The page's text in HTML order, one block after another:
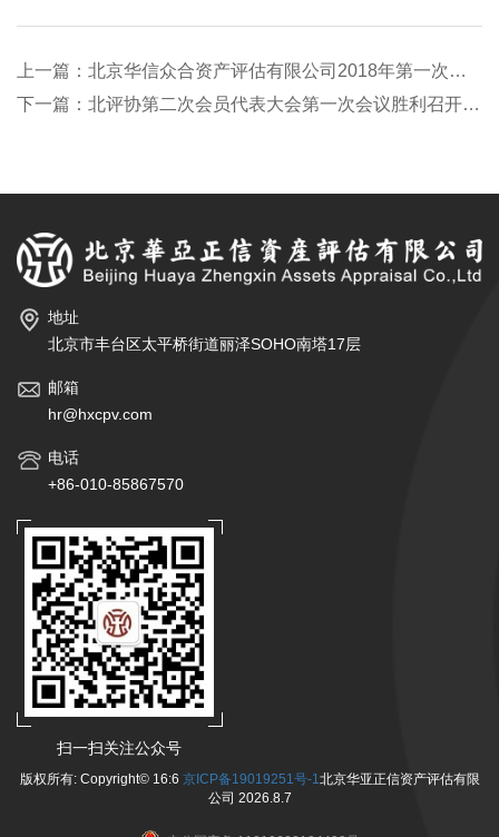
上一篇：北京华信众合资产评估有限公司2018年第一次股东会
下一篇：北评协第二次会员代表大会第一次会议胜利召开 华信众合总经理杨奕当选第二届理事会理事
地址
北京市丰台区太平桥街道丽泽SOHO南塔17层
邮箱
hr@hxcpv.com
电话
+86-010-85867570
扫一扫关注公众号
版权所有: Copyright© 16:6 京ICP备19019251号-1北京华亚正信资产评估有限
公司 2026.8.7